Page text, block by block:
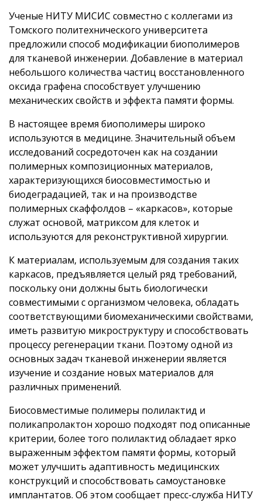
Ученые НИТУ МИСИС совместно с коллегами из
Томского политехнического университета
предложили способ модификации биополимеров
для тканевой инженерии. Добавление в материал
небольшого количества частиц восстановленного
оксида графена способствует улучшению
механических свойств и эффекта памяти формы.
В настоящее время биополимеры широко
используются в медицине. Значительный объем
исследований сосредоточен как на создании
полимерных композиционных материалов,
характеризующихся биосовместимостью и
биодеградацией, так и на производстве
полимерных скаффолдов – «каркасов», которые
служат основой, матриксом для клеток и
используются для реконструктивной хирургии.
К материалам, используемым для создания таких
каркасов, предъявляется целый ряд требований,
поскольку они должны быть биологически
совместимыми с организмом человека, обладать
соответствующими биомеханическими свойствами,
иметь развитую микроструктуру и способствовать
процессу регенерации ткани. Поэтому одной из
основных задач тканевой инженерии является
изучение и создание новых материалов для
различных применений.
Биосовместимые полимеры полилактид и
поликапролактон хорошо подходят под описанные
критерии, более того полилактид обладает ярко
выраженным эффектом памяти формы, который
может улучшить адаптивность медицинских
конструкций и способствовать самоустановке
имплантатов. Об этом сообщает пресс-служба НИТУ